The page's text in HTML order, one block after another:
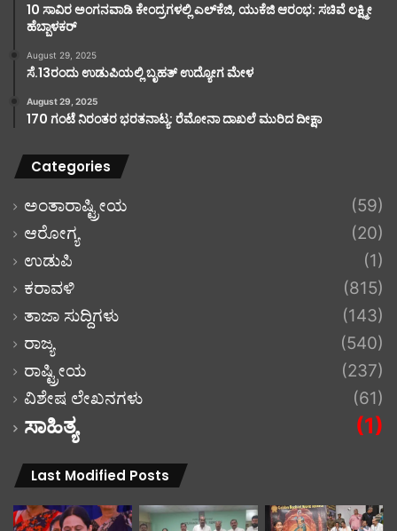
10 ಸಾವಿರ ಅಂಗನವಾಡಿ ಕೇಂದ್ರಗಳಲ್ಲಿ ಎಲ್‌ಕೆಜಿ, ಯುಕೆಜಿ ಆರಂಭ: ಸಚಿವೆ ಲಕ್ಷ್ಮೀ
ಹೆಬ್ಬಾಳಕರ್
August 29, 2025
ಸೆ.13ರಂದು ಉಡುಪಿಯಲ್ಲಿ ಬೃಹತ್ ಉದ್ಯೋಗ ಮೇಳ
August 29, 2025
170 ಗಂಟೆ ನಿರಂತರ ಭರತನಾಟ್ಯ: ರೆಮೋನಾ ದಾಖಲೆ ಮುರಿದ ದೀಕ್ಷಾ
Categories
ಅಂತಾರಾಷ್ಟ್ರೀಯ
(59)
ಆರೋಗ್ಯ
(20)
ಉಡುಪಿ
(1)
ಕರಾವಳಿ
(815)
ತಾಜಾ ಸುದ್ದಿಗಳು
(143)
ರಾಜ್ಯ
(540)
ರಾಷ್ಟ್ರೀಯ
(237)
ವಿಶೇಷ ಲೇಖನಗಳು
(61)
ಸಾಹಿತ್ಯ (1)
Last Modified Posts